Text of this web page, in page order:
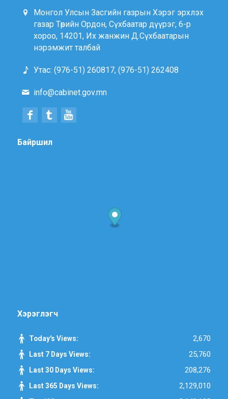
Монгол Улсын Засгийн газрын Хэрэг эрхлэх
газар Төрийн Ордон, Сүхбаатар дүүрэг, 6-р
хороо, 14201, Их жанжин Д.Сүхбаатарын
нэрэмжит талбай
Утас: (976-51) 260817, (976-51) 262408
info@cabinet.gov.mn
Байршил
Хэрэглэгч
Today's Views: 2,670
Last 7 Days Views: 25,760
Last 30 Days Views: 208,276
Last 365 Days Views: 2,129,010